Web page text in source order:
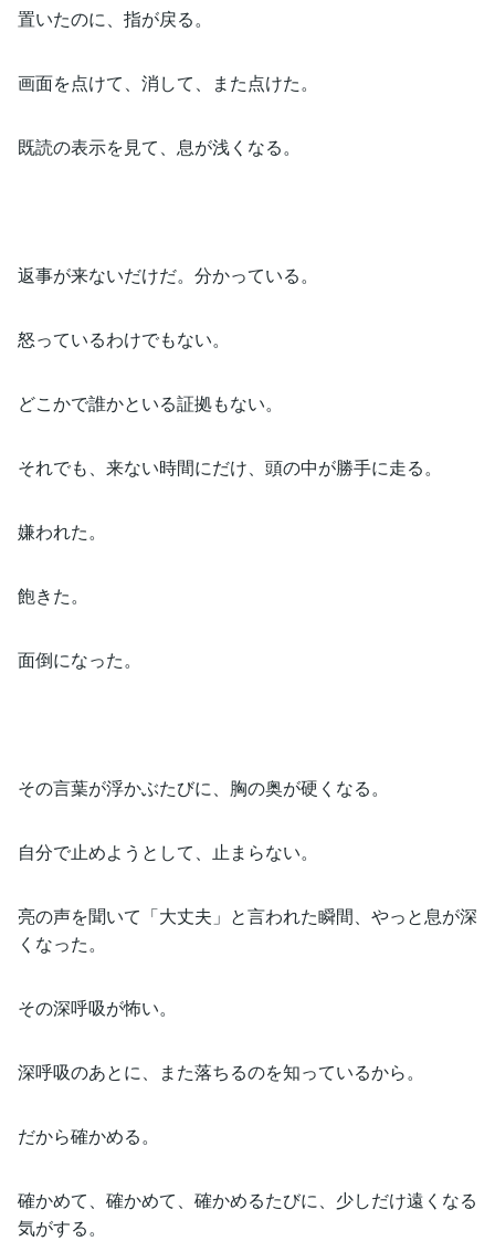
置いたのに、指が戻る。
画面を点けて、消して、また点けた。
既読の表示を見て、息が浅くなる。
返事が来ないだけだ。分かっている。
怒っているわけでもない。
どこかで誰かといる証拠もない。
それでも、来ない時間にだけ、頭の中が勝手に走る。
嫌われた。
飽きた。
面倒になった。
その言葉が浮かぶたびに、胸の奥が硬くなる。
自分で止めようとして、止まらない。
亮の声を聞いて「大丈夫」と言われた瞬間、やっと息が深
くなった。
その深呼吸が怖い。
深呼吸のあとに、また落ちるのを知っているから。
だから確かめる。
確かめて、確かめて、確かめるたびに、少しだけ遠くなる
気がする。